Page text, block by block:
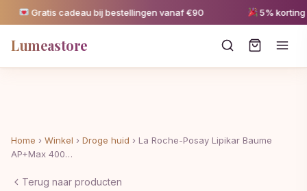
Gratis cadeau bij bestellingen vanaf €90 5% korting
Lumeastore
Home › Winkel › Droge huid › La Roche-Posay Lipikar Baume
AP+Max 400…
Terug naar producten